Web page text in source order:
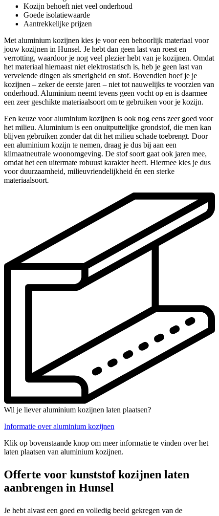
Kozijn behoeft niet veel onderhoud
Goede isolatiewaarde
Aantrekkelijke prijzen
Met aluminium kozijnen kies je voor een behoorlijk materiaal voor
jouw kozijnen in Hunsel. Je hebt dan geen last van roest en
verrotting, waardoor je nog veel plezier hebt van je kozijnen. Omdat
het materiaal hiernaast niet elektrostatisch is, heb je geen last van
vervelende dingen als smerigheid en stof. Bovendien hoef je je
kozijnen – zeker de eerste jaren – niet tot nauwelijks te voorzien van
onderhoud. Aluminium neemt tevens geen vocht op en is daarmee
een zeer geschikte materiaalsoort om te gebruiken voor je kozijn.
Een keuze voor aluminium kozijnen is ook nog eens zeer goed voor
het milieu. Aluminium is een onuitputtelijke grondstof, die men kan
blijven gebruiken zonder dat dit het milieu schade toebrengt. Door
een aluminium kozijn te nemen, draag je dus bij aan een
klimaatneutrale woonomgeving. De stof soort gaat ook jaren mee,
omdat het een uitermate robuust karakter heeft. Hiermee kies je dus
voor duurzaamheid, milieuvriendelijkheid én een sterke
materiaalsoort.
Wil je liever aluminium kozijnen laten plaatsen?
Informatie over aluminium kozijnen
Klik op bovenstaande knop om meer informatie te vinden over het
laten plaatsen van aluminium kozijnen.
Offerte voor kunststof kozijnen laten
aanbrengen in Hunsel
Je hebt alvast een goed en volledig beeld gekregen van de